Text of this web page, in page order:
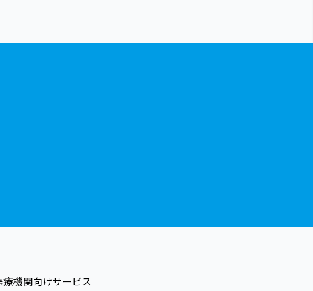
療機関向けサービス